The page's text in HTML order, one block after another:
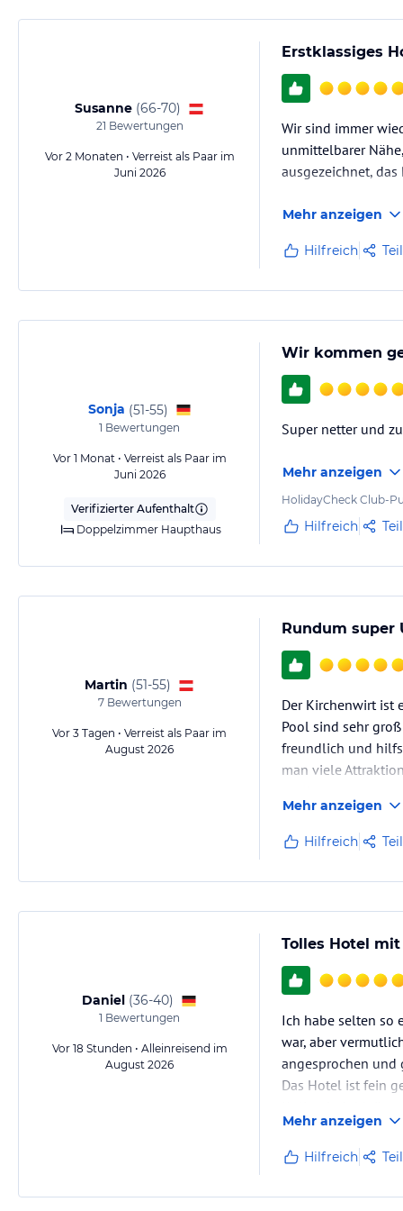
Susanne (66-70)
21 Bewertungen
Vor 2 Monaten • Verreist als Paar im
Juni 2026
Erstklassiges
Wir sind immer
unmittelbarer
ausgezeichnet,
Mehr anzeigen
Hilfreich
Sonja (51-55)
1 Bewertungen
Vor 1 Monat • Verreist als Paar im
Juni 2026
Verifizierter Aufenthalt
Doppelzimmer Haupthaus
Wir kommen
Super netter und
Mehr anzeigen
HolidayCheck Club-
Hilfreich
Martin (51-55)
7Bewertungen
Vor 3 Tagen • Verreist als Paar im
August 2026
Rundum super
Der Kirchenwirt ist
Pool sind sehr
freundlich und
man viele
Mehr anzeigen
Hilfreich
Daniel (36-40)
1 Bewertungen
Vor 18 Stunden • Alleinreisend im
August 2026
Tolles Hotel
Ich habe selten so
war, aber
angesprochen und
Das Hotel ist fein
Mehr anzeigen
Hilfreich